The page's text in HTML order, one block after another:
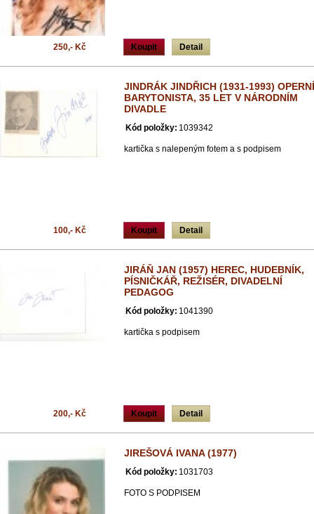
Koupit Detail
250,- Kč
JINDRÁK JINDŘICH (1931-1993) OPERNÍ
BARYTONISTA, 35 LET V NÁRODNÍM
DIVADLE
Kód položky: 1039342
kartička s nalepeným fotem a s podpisem
Koupit Detail
100,- Kč
JIRÁŇ JAN (1957) HEREC, HUDEBNÍK,
PÍSNIČKÁŘ, REŽISÉR, DIVADELNÍ
PEDAGOG
Kód položky: 1041390
kartička s podpisem
Koupit Detail
200,- Kč
JIREŠOVÁ IVANA (1977)
Kód položky: 1031703
FOTO S PODPISEM